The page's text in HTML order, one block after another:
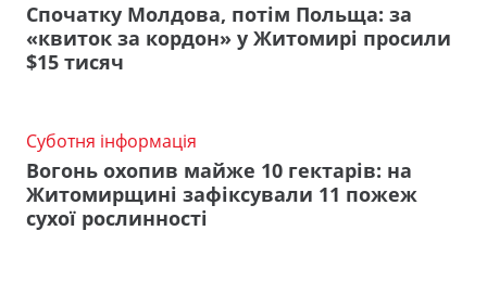
Спочатку Молдова, потім Польща: за
«квиток за кордон» у Житомирі просили
$15 тисяч
Суботня інформація
Вогонь охопив майже 10 гектарів: на
Житомирщині зафіксували 11 пожеж
сухої рослинності